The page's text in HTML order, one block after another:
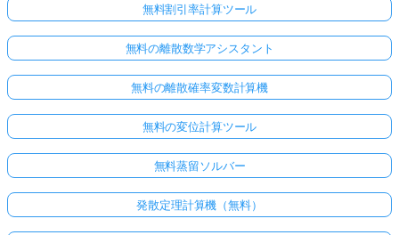
無料割引率計算ツール
無料の離散数学アシスタント
無料の離散確率変数計算機
無料の変位計算ツール
無料蒸留ソルバー
発散定理計算機（無料）